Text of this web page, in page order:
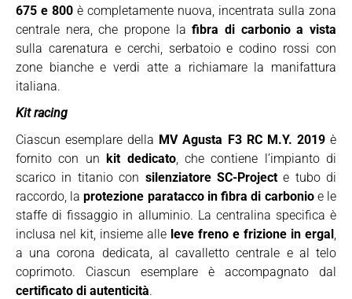
675 e 800 è completamente nuova, incentrata sulla zona
centrale nera, che propone lafibra di carbonio a vista
sulla carenatura e cerchi, serbatoio e codino rossi con
zone bianche e verdi atte a richiamare la manifattura
italiana.
Kit racing
Ciascun esemplare della MV Agusta F3 RC M.Y. 2019è
fornito con unkit dedicato, che contiene l’impianto di
scarico in titanio con silenziatore SC-Projecte tubo di
raccordo, laprotezione paratacco in fibra di carbonioe le
staffe di fissaggio in alluminio. La centralina specifica è
inclusa nel kit, insieme alle leve freno e frizione in ergal,
a una corona dedicata, al cavalletto centrale e al telo
coprimoto. Ciascun esemplare è accompagnato dal
certificato di autenticità.